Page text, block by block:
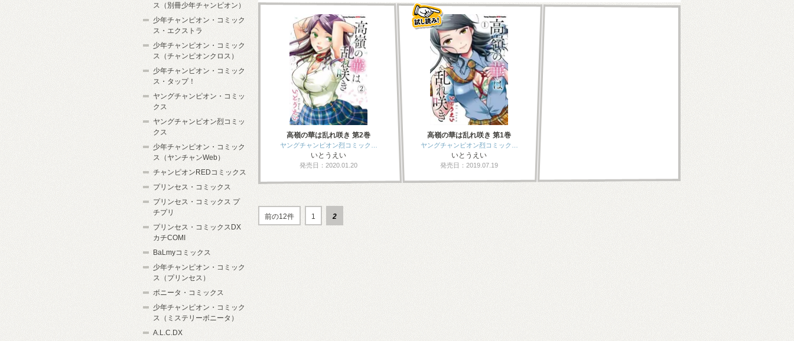
高嶺の華は乱れ咲き 第2巻
ヤングチャンピオン烈コミック…
いとうえい
発売日：2020.01.20
高嶺の華は乱れ咲き 第1巻
ヤングチャンピオン烈コミック…
いとうえい
発売日：2019.07.19
前の12件 1 2
ス（別冊少年チャンピオン）
少年チャンピオン・コミック
ス・エクストラ
少年チャンピオン・コミック
ス（チャンピオンクロス）
少年チャンピオン・コミック
ス・タップ！
ヤングチャンピオン・コミッ
クス
ヤングチャンピオン烈コミッ
クス
少年チャンピオン・コミック
ス（ヤンチャンWeb）
チャンピオンREDコミックス
プリンセス・コミックス
プリンセス・コミックス プ
チプリ
プリンセス・コミックスDX
カチCOMI
BaLmyコミックス
少年チャンピオン・コミック
ス（プリンセス）
ボニータ・コミックス
少年チャンピオン・コミック
ス（ミステリーボニータ）
A.L.C.DX